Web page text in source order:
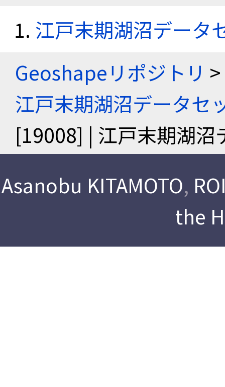
江戸末期湖沼データ
Geoshapeリポジトリ >
江戸末期湖沼データセ
[19008] | 江戸末期湖沼
Asanobu KITAMOTO,
the